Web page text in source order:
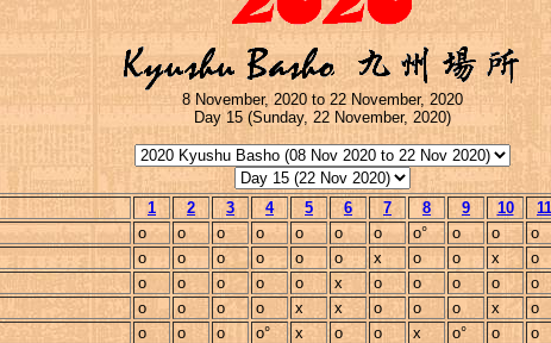
8 November, 2020 to 22 November, 2020
Day 15 (Sunday, 22 November, 2020)
1 2 3 4 5 6 7 8 9 10 11
o o o o o o o o° o o o
o o o o o o x o o x o
o o o o o x o o o o o
o o o o x x o o o x o
o o o o° x o o x o° o o